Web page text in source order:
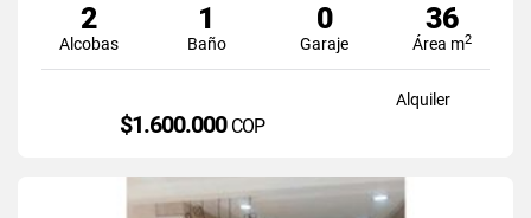
2
Alcobas
1
Baño
0
Garaje
36
Área m2
Alquiler
$1.600.000 COP